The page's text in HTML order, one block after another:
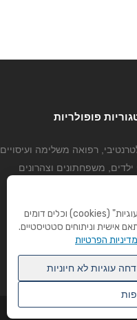
פופולריות
רפואה משלימה ועיסויים
ילדים, משפחתונים וצהרונים
לידיעתכם, באתר זה נעשה שימוש ב"קבצי עוגיות" (cookies) וכלים דומים
אישית וניתוחים סטטיסטיים.
מדיניות הפרטיות
דחה עוגיות לא חיוניות